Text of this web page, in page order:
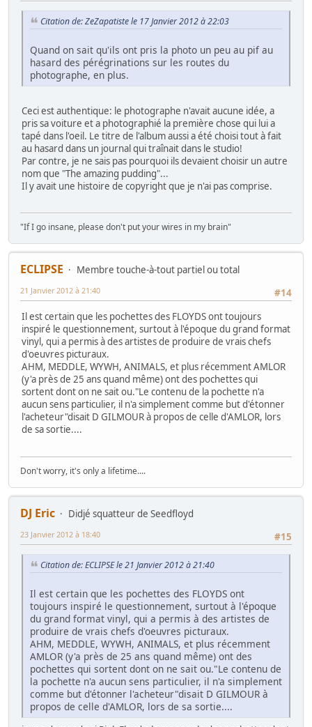
Citation de: ZeZapatiste le 17 Janvier 2012 à 22:03
Quand on sait qu'ils ont pris la photo un peu au pif au
hasard des pérégrinations sur les routes du
photographe, en plus.
Ceci est authentique: le photographe n'avait aucune idée, a
pris sa voiture et a photographié la première chose qui lui a
tapé dans l'oeil. Le titre de l'album aussi a été choisi tout à fait
au hasard dans un journal qui traînait dans le studio!
Par contre, je ne sais pas pourquoi ils devaient choisir un autre
nom que "The amazing pudding"...
Il y avait une histoire de copyright que je n'ai pas comprise.
"If I go insane, please don't put your wires in my brain"
ECLIPSE
Membre touche-à-tout partiel ou total
#14
21 Janvier 2012 à 21:40
Il est certain que les pochettes des FLOYDS ont toujours
inspiré le questionnement, surtout à l'époque du grand format
vinyl, qui a permis à des artistes de produire de vrais chefs
d'oeuvres picturaux.
AHM, MEDDLE, WYWH, ANIMALS, et plus récemment AMLOR
(y'a près de 25 ans quand même) ont des pochettes qui
sortent dont on ne sait ou."Le contenu de la pochette n'a
aucun sens particulier, il n'a simplement comme but d'étonner
l'acheteur"disait D GILMOUR à propos de celle d'AMLOR, lors
de sa sortie....
Don't worry, it's only a lifetime....
DJ Eric
Didjé squatteur de Seedfloyd
#15
23 Janvier 2012 à 18:40
Citation de: ECLIPSE le 21 Janvier 2012 à 21:40
Il est certain que les pochettes des FLOYDS ont
toujours inspiré le questionnement, surtout à l'époque
du grand format vinyl, qui a permis à des artistes de
produire de vrais chefs d'oeuvres picturaux.
AHM, MEDDLE, WYWH, ANIMALS, et plus récemment
AMLOR (y'a près de 25 ans quand même) ont des
pochettes qui sortent dont on ne sait ou."Le contenu de
la pochette n'a aucun sens particulier, il n'a simplement
comme but d'étonner l'acheteur"disait D GILMOUR à
propos de celle d'AMLOR, lors de sa sortie....